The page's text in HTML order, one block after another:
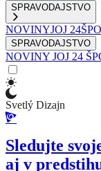
SPRAVODAJSTVO
NOVINYJOJ 24
SPRAVODAJSTVO
NOVINY JOJ 24
Svetlý Dizajn
Sledujte
aj v